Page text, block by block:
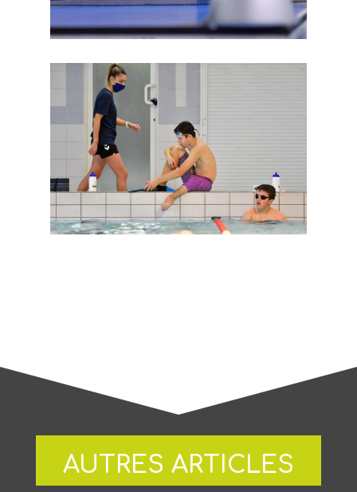
AUTRES ARTICLES